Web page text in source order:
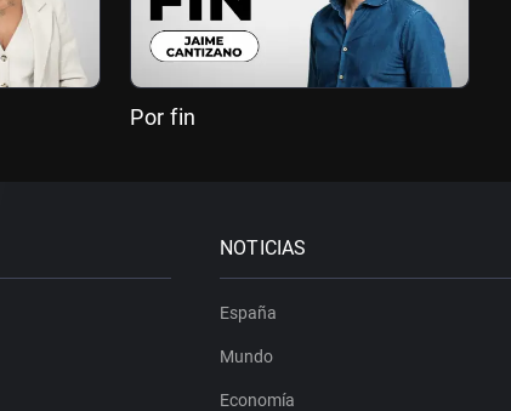
Por fin
NOTICIAS
España
Mundo
Economía